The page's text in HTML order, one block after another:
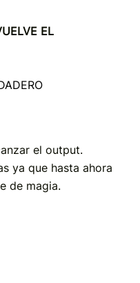
EL
el output.
ya que hasta ahora
de magia.